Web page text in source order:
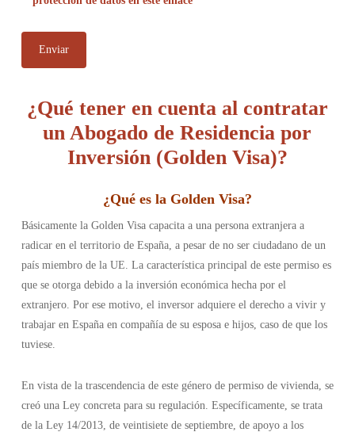
¿Qué tener en cuenta al contratar
un Abogado de Residencia por
Inversión (Golden Visa)?
¿Qué es la Golden Visa?
Básicamente la Golden Visa capacita a una persona extranjera a
radicar en el territorio de España, a pesar de no ser ciudadano de un
país miembro de la UE. La característica principal de este permiso es
que se otorga debido a la inversión económica hecha por el
extranjero. Por ese motivo, el inversor adquiere el derecho a vivir y
trabajar en España en compañía de su esposa e hijos, caso de que los
tuviese.
En vista de la trascendencia de este género de permiso de vivienda, se
creó una Ley concreta para su regulación. Específicamente, se trata
de la Ley 14/2013, de veintisiete de septiembre, de apoyo a los